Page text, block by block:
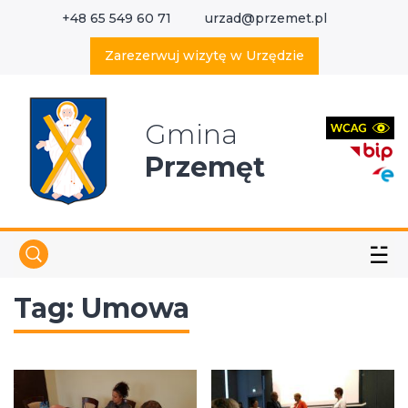
+48 65 549 60 71 urzad@przemet.pl
Zarezerwuj wizytę w Urzędzie
Gmina
Przemęt
☱
Tag: Umowa
Wyszukaj w serwisie